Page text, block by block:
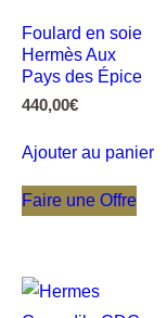
Foulard en soie
Hermès Aux
Pays des Épice
440,00€
Ajouter au panier
Faire une Offre